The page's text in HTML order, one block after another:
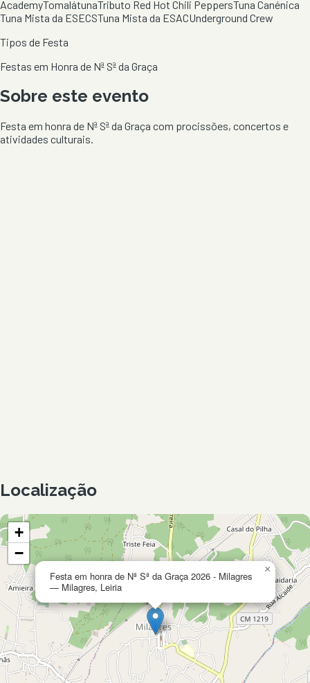
AcademyTomalátunaTributo Red Hot Chili PeppersTuna Canénica
Tuna Mista da ESECSTuna Mista da ESACUnderground Crew
Tipos de Festa
Festas em Honra de Nª Sª da Graça
Sobre este evento
Festa em honra de Nª Sª da Graça com procissões, concertos e
atividades culturais.
Localização
Festa em honra de Nª Sª da Graça 2026 - Milagres
— Milagres, Leiria
×
+
−